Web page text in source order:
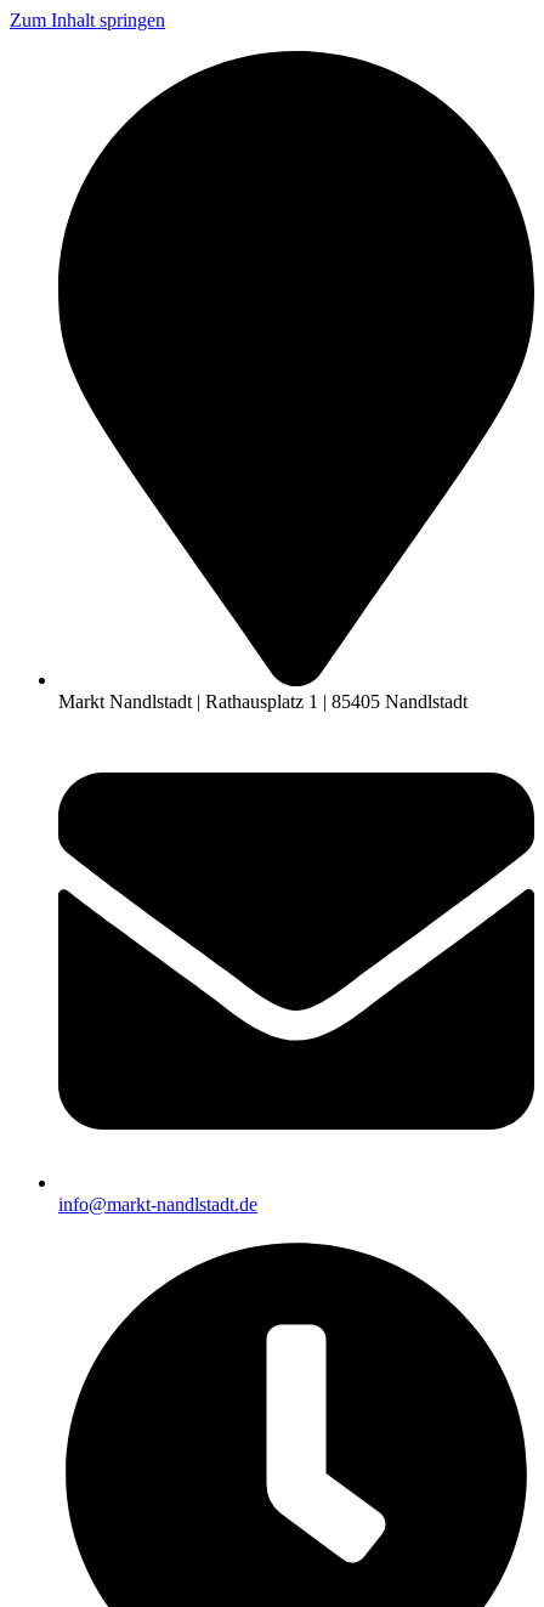
Zum Inhalt springen
Markt Nandlstadt | Rathausplatz 1 | 85405 Nandlstadt
info@markt-nandlstadt.de